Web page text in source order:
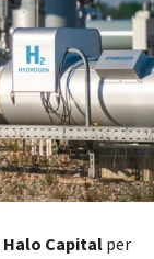
Halo Capital per